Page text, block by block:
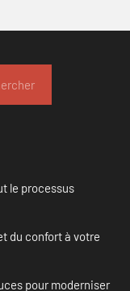
le processus
du confort à votre
pour moderniser